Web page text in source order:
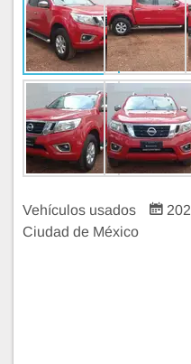
Vehículos usados
Ciudad de México